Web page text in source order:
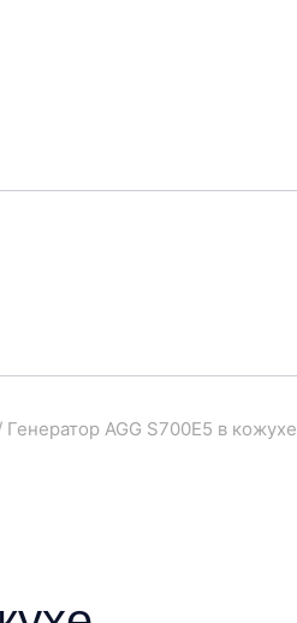
Генератор AGG S700E5 в кожухе